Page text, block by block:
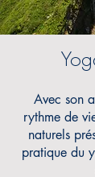
Avec son
rythme de
naturels
pratique du